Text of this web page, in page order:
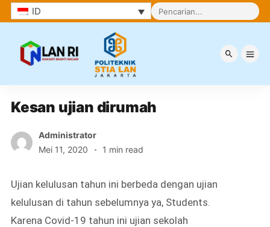
ID
Kesan ujian dirumah
Administrator
Mei 11, 2020
1 min read
Ujian kelulusan tahun ini berbeda dengan ujian
kelulusan di tahun sebelumnya ya, Students.
Karena Covid-19 tahun ini ujian sekolah